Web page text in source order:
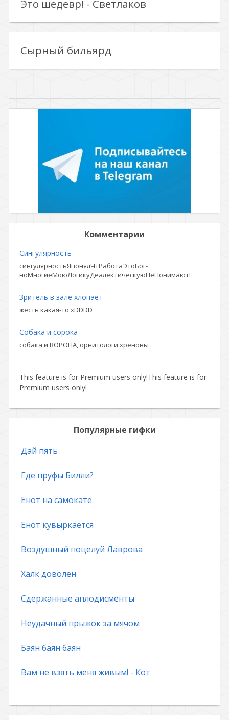
Это шедевр! - Светлаков
Сырный бильярд
Комментарии
Сингулярность
сингулярностьЯпонялЧтРаботаЭтоБог-
ноМногиеМоюЛогикуДеалектическуюНеПонимают!
Зритель в зале хлопает
жесть какая-то xDDDD
Собака и сорока
собака и ВОРОНА, орнитологи хреновы
This feature is for Premium users only!This feature is for
Premium users only!
Популярные гифки
Дай пять
Где пруфы Билли?
Енот на самокате
Енот кувыркается
Воздушный поцелуй Лаврова
Халк доволен
Сдержанные аплодисменты
Неудачный прыжок за мячом
Баян баян баян
Вам не взять меня живым! - Кот